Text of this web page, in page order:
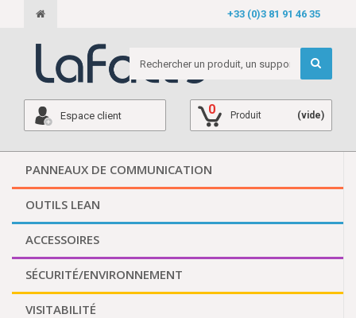
+33 (0)3 81 91 46 35
Espace client 0 Produit (vide)
PANNEAUX DE COMMUNICATION
OUTILS LEAN
ACCESSOIRES
SÉCURITÉ/ENVIRONNEMENT
VISITABILITÉ